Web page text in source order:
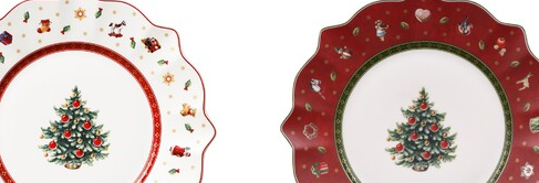
Набор тарелок 12 предметов Toy's Delight
Villeroy & Boch
Нет в наличии
Toy's Delight
4003686182172
Тарелка
Фарфор
в микроволновой печи?